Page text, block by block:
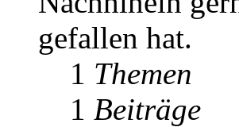
gefallen hat.
1 Themen
1 Beiträge